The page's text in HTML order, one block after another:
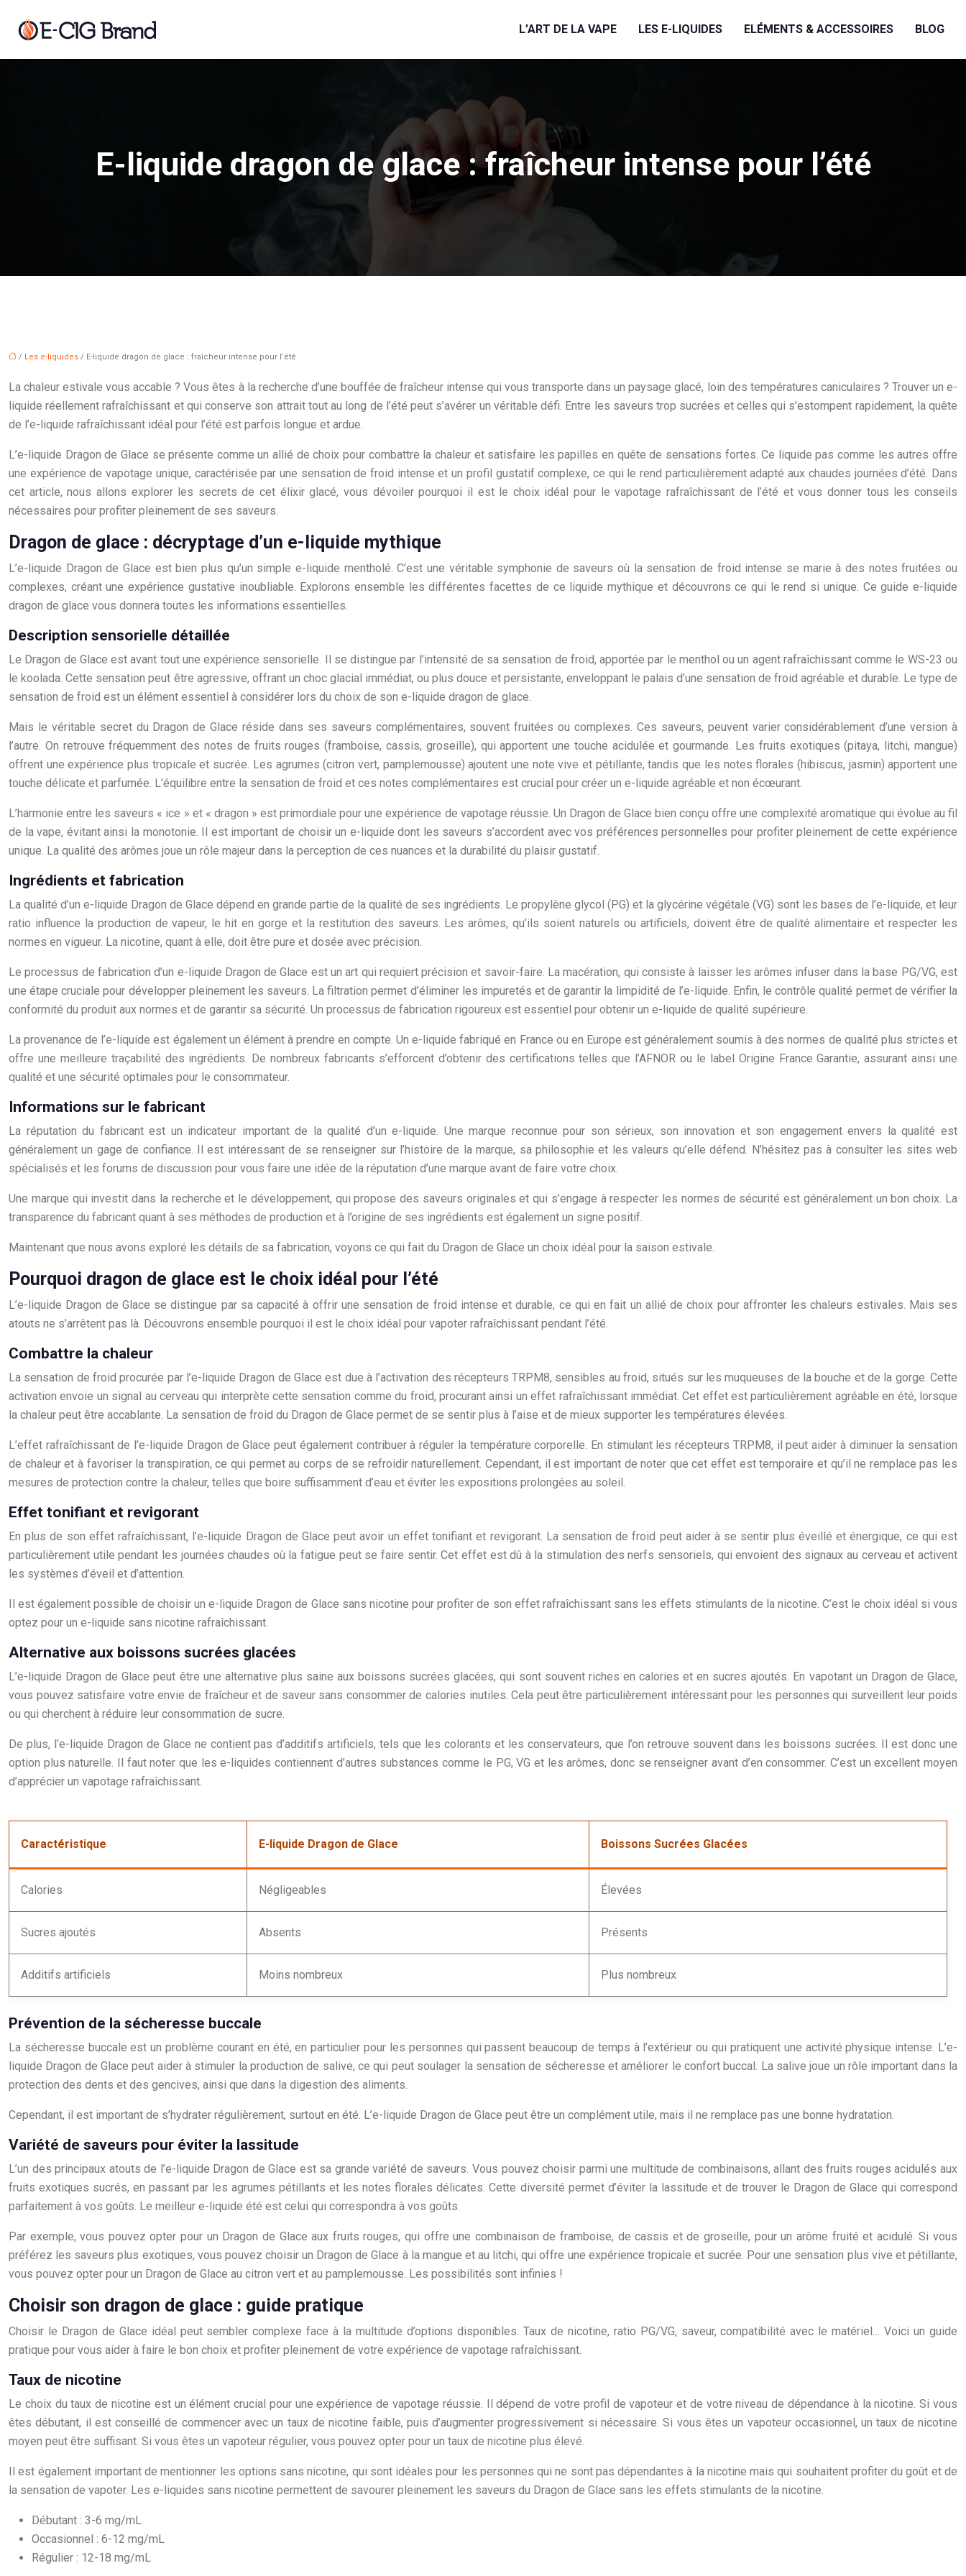
L’ART DE LA VAPE LES E-LIQUIDES ELÉMENTS & ACCESSOIRES BLOG
E-liquide dragon de glace : fraîcheur intense pour l’été
/ Les e-liquides / E-liquide dragon de glace : fraîcheur intense pour l’été
La chaleur estivale vous accable ? Vous êtes à la recherche d’une bouffée de fraîcheur intense qui vous transporte dans un paysage glacé, loin des températures caniculaires ? Trouver un e-
liquide réellement rafraîchissant et qui conserve son attrait tout au long de l’été peut s’avérer un véritable défi. Entre les saveurs trop sucrées et celles qui s’estompent rapidement, la quête
de l’e-liquide rafraîchissant idéal pour l’été est parfois longue et ardue.
L’e-liquide Dragon de Glace se présente comme un allié de choix pour combattre la chaleur et satisfaire les papilles en quête de sensations fortes. Ce liquide pas comme les autres offre
une expérience de vapotage unique, caractérisée par une sensation de froid intense et un profil gustatif complexe, ce qui le rend particulièrement adapté aux chaudes journées d’été. Dans
cet article, nous allons explorer les secrets de cet élixir glacé, vous dévoiler pourquoi il est le choix idéal pour le vapotage rafraîchissant de l’été et vous donner tous les conseils
nécessaires pour profiter pleinement de ses saveurs.
Dragon de glace : décryptage d’un e-liquide mythique
L’e-liquide Dragon de Glace est bien plus qu’un simple e-liquide mentholé. C’est une véritable symphonie de saveurs où la sensation de froid intense se marie à des notes fruitées ou
complexes, créant une expérience gustative inoubliable. Explorons ensemble les différentes facettes de ce liquide mythique et découvrons ce qui le rend si unique. Ce guide e-liquide
dragon de glace vous donnera toutes les informations essentielles.
Description sensorielle détaillée
Le Dragon de Glace est avant tout une expérience sensorielle. Il se distingue par l’intensité de sa sensation de froid, apportée par le menthol ou un agent rafraîchissant comme le WS-23 ou
le koolada. Cette sensation peut être agressive, offrant un choc glacial immédiat, ou plus douce et persistante, enveloppant le palais d’une sensation de froid agréable et durable. Le type de
sensation de froid est un élément essentiel à considérer lors du choix de son e-liquide dragon de glace.
Mais le véritable secret du Dragon de Glace réside dans ses saveurs complémentaires, souvent fruitées ou complexes. Ces saveurs, peuvent varier considérablement d’une version à
l’autre. On retrouve fréquemment des notes de fruits rouges (framboise, cassis, groseille), qui apportent une touche acidulée et gourmande. Les fruits exotiques (pitaya, litchi, mangue)
offrent une expérience plus tropicale et sucrée. Les agrumes (citron vert, pamplemousse) ajoutent une note vive et pétillante, tandis que les notes florales (hibiscus, jasmin) apportent une
touche délicate et parfumée. L’équilibre entre la sensation de froid et ces notes complémentaires est crucial pour créer un e-liquide agréable et non écœurant.
L’harmonie entre les saveurs « ice » et « dragon » est primordiale pour une expérience de vapotage réussie. Un Dragon de Glace bien conçu offre une complexité aromatique qui évolue au fil
de la vape, évitant ainsi la monotonie. Il est important de choisir un e-liquide dont les saveurs s’accordent avec vos préférences personnelles pour profiter pleinement de cette expérience
unique. La qualité des arômes joue un rôle majeur dans la perception de ces nuances et la durabilité du plaisir gustatif.
Ingrédients et fabrication
La qualité d’un e-liquide Dragon de Glace dépend en grande partie de la qualité de ses ingrédients. Le propylène glycol (PG) et la glycérine végétale (VG) sont les bases de l’e-liquide, et leur
ratio influence la production de vapeur, le hit en gorge et la restitution des saveurs. Les arômes, qu’ils soient naturels ou artificiels, doivent être de qualité alimentaire et respecter les
normes en vigueur. La nicotine, quant à elle, doit être pure et dosée avec précision.
Le processus de fabrication d’un e-liquide Dragon de Glace est un art qui requiert précision et savoir-faire. La macération, qui consiste à laisser les arômes infuser dans la base PG/VG, est
une étape cruciale pour développer pleinement les saveurs. La filtration permet d’éliminer les impuretés et de garantir la limpidité de l’e-liquide. Enfin, le contrôle qualité permet de vérifier la
conformité du produit aux normes et de garantir sa sécurité. Un processus de fabrication rigoureux est essentiel pour obtenir un e-liquide de qualité supérieure.
La provenance de l’e-liquide est également un élément à prendre en compte. Un e-liquide fabriqué en France ou en Europe est généralement soumis à des normes de qualité plus strictes et
offre une meilleure traçabilité des ingrédients. De nombreux fabricants s’efforcent d’obtenir des certifications telles que l’AFNOR ou le label Origine France Garantie, assurant ainsi une
qualité et une sécurité optimales pour le consommateur.
Informations sur le fabricant
La réputation du fabricant est un indicateur important de la qualité d’un e-liquide. Une marque reconnue pour son sérieux, son innovation et son engagement envers la qualité est
généralement un gage de confiance. Il est intéressant de se renseigner sur l’histoire de la marque, sa philosophie et les valeurs qu’elle défend. N’hésitez pas à consulter les sites web
spécialisés et les forums de discussion pour vous faire une idée de la réputation d’une marque avant de faire votre choix.
Une marque qui investit dans la recherche et le développement, qui propose des saveurs originales et qui s’engage à respecter les normes de sécurité est généralement un bon choix. La
transparence du fabricant quant à ses méthodes de production et à l’origine de ses ingrédients est également un signe positif.
Maintenant que nous avons exploré les détails de sa fabrication, voyons ce qui fait du Dragon de Glace un choix idéal pour la saison estivale.
Pourquoi dragon de glace est le choix idéal pour l’été
L’e-liquide Dragon de Glace se distingue par sa capacité à offrir une sensation de froid intense et durable, ce qui en fait un allié de choix pour affronter les chaleurs estivales. Mais ses
atouts ne s’arrêtent pas là. Découvrons ensemble pourquoi il est le choix idéal pour vapoter rafraîchissant pendant l’été.
Combattre la chaleur
La sensation de froid procurée par l’e-liquide Dragon de Glace est due à l’activation des récepteurs TRPM8, sensibles au froid, situés sur les muqueuses de la bouche et de la gorge. Cette
activation envoie un signal au cerveau qui interprète cette sensation comme du froid, procurant ainsi un effet rafraîchissant immédiat. Cet effet est particulièrement agréable en été, lorsque
la chaleur peut être accablante. La sensation de froid du Dragon de Glace permet de se sentir plus à l’aise et de mieux supporter les températures élevées.
L’effet rafraîchissant de l’e-liquide Dragon de Glace peut également contribuer à réguler la température corporelle. En stimulant les récepteurs TRPM8, il peut aider à diminuer la sensation
de chaleur et à favoriser la transpiration, ce qui permet au corps de se refroidir naturellement. Cependant, il est important de noter que cet effet est temporaire et qu’il ne remplace pas les
mesures de protection contre la chaleur, telles que boire suffisamment d’eau et éviter les expositions prolongées au soleil.
Effet tonifiant et revigorant
En plus de son effet rafraîchissant, l’e-liquide Dragon de Glace peut avoir un effet tonifiant et revigorant. La sensation de froid peut aider à se sentir plus éveillé et énergique, ce qui est
particulièrement utile pendant les journées chaudes où la fatigue peut se faire sentir. Cet effet est dû à la stimulation des nerfs sensoriels, qui envoient des signaux au cerveau et activent
les systèmes d’éveil et d’attention.
Il est également possible de choisir un e-liquide Dragon de Glace sans nicotine pour profiter de son effet rafraîchissant sans les effets stimulants de la nicotine. C’est le choix idéal si vous
optez pour un e-liquide sans nicotine rafraîchissant.
Alternative aux boissons sucrées glacées
L’e-liquide Dragon de Glace peut être une alternative plus saine aux boissons sucrées glacées, qui sont souvent riches en calories et en sucres ajoutés. En vapotant un Dragon de Glace,
vous pouvez satisfaire votre envie de fraîcheur et de saveur sans consommer de calories inutiles. Cela peut être particulièrement intéressant pour les personnes qui surveillent leur poids
ou qui cherchent à réduire leur consommation de sucre.
De plus, l’e-liquide Dragon de Glace ne contient pas d’additifs artificiels, tels que les colorants et les conservateurs, que l’on retrouve souvent dans les boissons sucrées. Il est donc une
option plus naturelle. Il faut noter que les e-liquides contiennent d’autres substances comme le PG, VG et les arômes, donc se renseigner avant d’en consommer. C’est un excellent moyen
d’apprécier un vapotage rafraîchissant.
Caractéristique E-liquide Dragon de Glace Boissons Sucrées Glacées
Calories Négligeables Élevées
Sucres ajoutés Absents Présents
Additifs artificiels Moins nombreux Plus nombreux
Prévention de la sécheresse buccale
La sécheresse buccale est un problème courant en été, en particulier pour les personnes qui passent beaucoup de temps à l’extérieur ou qui pratiquent une activité physique intense. L’e-
liquide Dragon de Glace peut aider à stimuler la production de salive, ce qui peut soulager la sensation de sécheresse et améliorer le confort buccal. La salive joue un rôle important dans la
protection des dents et des gencives, ainsi que dans la digestion des aliments.
Cependant, il est important de s’hydrater régulièrement, surtout en été. L’e-liquide Dragon de Glace peut être un complément utile, mais il ne remplace pas une bonne hydratation.
Variété de saveurs pour éviter la lassitude
L’un des principaux atouts de l’e-liquide Dragon de Glace est sa grande variété de saveurs. Vous pouvez choisir parmi une multitude de combinaisons, allant des fruits rouges acidulés aux
fruits exotiques sucrés, en passant par les agrumes pétillants et les notes florales délicates. Cette diversité permet d’éviter la lassitude et de trouver le Dragon de Glace qui correspond
parfaitement à vos goûts. Le meilleur e-liquide été est celui qui correspondra à vos goûts.
Par exemple, vous pouvez opter pour un Dragon de Glace aux fruits rouges, qui offre une combinaison de framboise, de cassis et de groseille, pour un arôme fruité et acidulé. Si vous
préférez les saveurs plus exotiques, vous pouvez choisir un Dragon de Glace à la mangue et au litchi, qui offre une expérience tropicale et sucrée. Pour une sensation plus vive et pétillante,
vous pouvez opter pour un Dragon de Glace au citron vert et au pamplemousse. Les possibilités sont infinies !
Choisir son dragon de glace : guide pratique
Choisir le Dragon de Glace idéal peut sembler complexe face à la multitude d’options disponibles. Taux de nicotine, ratio PG/VG, saveur, compatibilité avec le matériel… Voici un guide
pratique pour vous aider à faire le bon choix et profiter pleinement de votre expérience de vapotage rafraîchissant.
Taux de nicotine
Le choix du taux de nicotine est un élément crucial pour une expérience de vapotage réussie. Il dépend de votre profil de vapoteur et de votre niveau de dépendance à la nicotine. Si vous
êtes débutant, il est conseillé de commencer avec un taux de nicotine faible, puis d’augmenter progressivement si nécessaire. Si vous êtes un vapoteur occasionnel, un taux de nicotine
moyen peut être suffisant. Si vous êtes un vapoteur régulier, vous pouvez opter pour un taux de nicotine plus élevé.
Il est également important de mentionner les options sans nicotine, qui sont idéales pour les personnes qui ne sont pas dépendantes à la nicotine mais qui souhaitent profiter du goût et de
la sensation de vapoter. Les e-liquides sans nicotine permettent de savourer pleinement les saveurs du Dragon de Glace sans les effets stimulants de la nicotine.
Débutant : 3-6 mg/mL
Occasionnel : 6-12 mg/mL
Régulier : 12-18 mg/mL